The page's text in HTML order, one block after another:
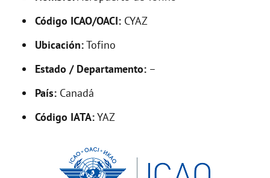
V
o
Código ICAO/OACI: CYAZ
Ubicación:Tofino
Estado / Departamento: –
País: Canadá
Código IATA:YAZ